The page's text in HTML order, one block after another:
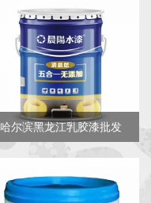
哈尔滨黑龙江乳胶漆批发